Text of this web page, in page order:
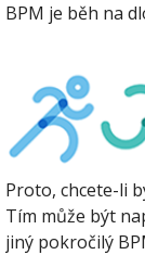
BPM je běh na
Proto, chcete-li
Tím může být
jiný pokročilý